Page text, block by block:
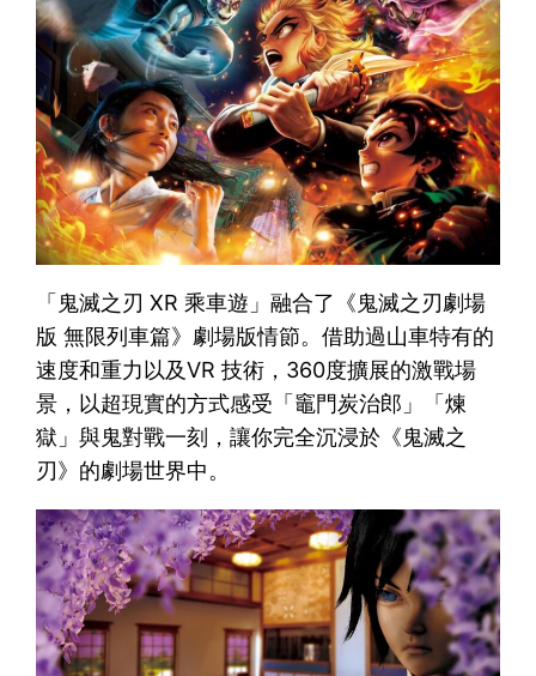
「鬼滅之刃 XR 乘車遊」融合了《鬼滅之刃劇場
版 無限列車篇》劇場版情節。借助過山車特有的
速度和重力以及VR 技術，360度擴展的激戰場
景，以超現實的方式感受「竈門炭治郎」「煉
獄」與鬼對戰一刻，讓你完全沉浸於《鬼滅之
刃》的劇場世界中。